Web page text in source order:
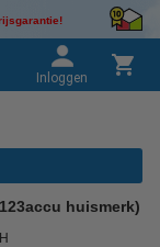
Inloggen
huismerk)